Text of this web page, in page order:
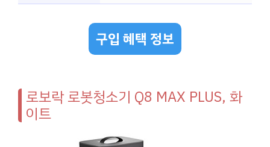
구입 혜택 정보
로보락 로봇청소기 Q8 MAX PLUS, 화
이트